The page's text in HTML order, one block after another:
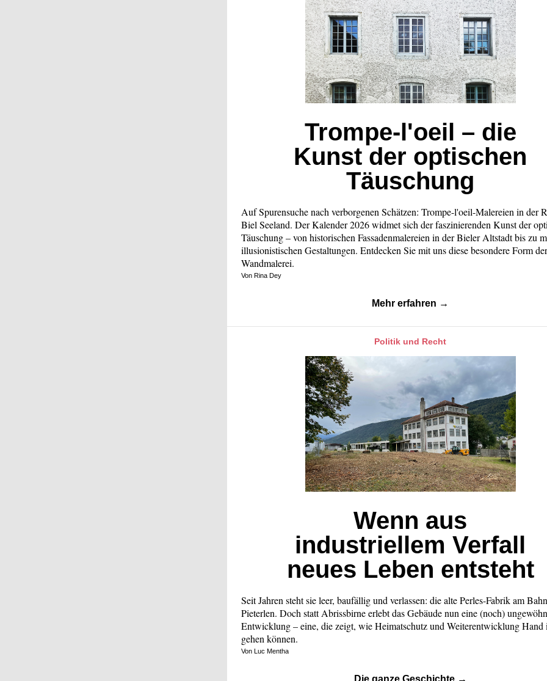
Trompe-l'oeil – die
Kunst der optischen
Täuschung
Auf Spurensuche nach verborgenen Schätzen: Trompe-l'oeil-Malereien in der
Biel Seeland. Der Kalender 2026 widmet sich der faszinierenden Kunst der
Täuschung – von historischen Fassadenmalereien in der Bieler Altstadt bis zu
illusionistischen Gestaltungen. Entdecken Sie mit uns diese besondere Form der
Wandmalerei.
Von Rina Dey
Mehr erfahren →
Politik und Recht
Wenn aus
industriellem Verfall
neues Leben entsteht
Seit Jahren steht sie leer, baufällig und verlassen: die alte Perles-Fabrik am
Pieterlen. Doch statt Abrissbirne erlebt das Gebäude nun eine (noch)
Entwicklung – eine, die zeigt, wie Heimatschutz und Weiterentwicklung Hand
gehen können.
Von Luc Mentha
Die ganze Geschichte →